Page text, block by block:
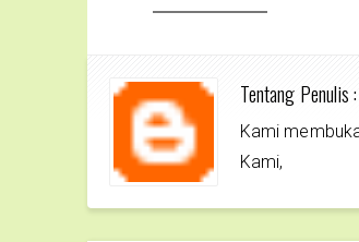
Tentang Penulis :
Kami
Kami,